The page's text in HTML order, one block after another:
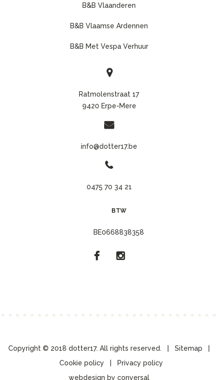
B&B Vlaanderen
B&B Vlaamse Ardennen
B&B Met Vespa Verhuur
Ratmolenstraat 17
9420 Erpe-Mere
info@dotter17.be
0475 70 34 21
BTW
BE0668838358
Copyright © 2018 dotter17. All rights reserved. | Sitemap
Cookie policy
Privacy policy
webdesign by conversal